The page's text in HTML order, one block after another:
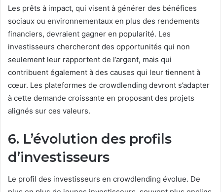
Les prêts à impact, qui visent à générer des bénéfices
sociaux ou environnementaux en plus des rendements
financiers, devraient gagner en popularité. Les
investisseurs chercheront des opportunités qui non
seulement leur rapportent de l’argent, mais qui
contribuent également à des causes qui leur tiennent à
cœur. Les plateformes de crowdlending devront s’adapter
à cette demande croissante en proposant des projets
alignés sur ces valeurs.
6. L’évolution des profils
d’investisseurs
Le profil des investisseurs en crowdlending évolue. De